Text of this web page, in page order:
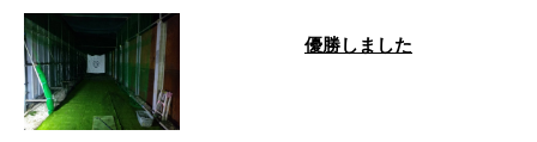
優勝しました